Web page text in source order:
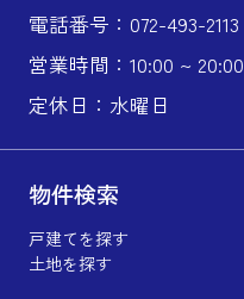
電話番号：072-493-2113
営業時間：10:00 ~ 20:00
定休日：水曜日
物件検索
戸建てを探す
土地を探す